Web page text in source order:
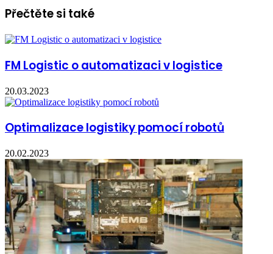
Přečtěte si také
FM Logistic o automatizaci v logistice
20.03.2023
Optimalizace logistiky pomocí robotů
20.02.2023